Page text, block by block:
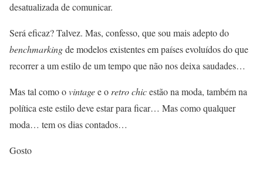
desatualizada de comunicar.
Será eficaz? Talvez. Mas, confesso, que sou mais adepto do
benchmarkingde modelos existentes em países evoluídos do que
recorrer a um estilo de um tempo que não nos deixa saudades…
Mas tal como ovintagee o retro chicestão na moda, também na
política este estilo deve estar para ficar… Mas como qualquer
moda… tem os dias contados…
Gosto